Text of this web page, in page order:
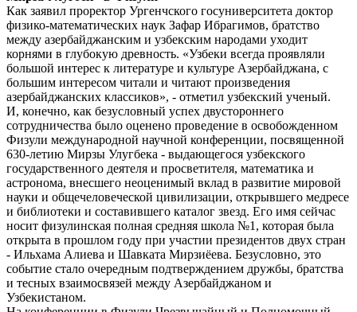
Как заявил проректор Ургенчского госуниверситета доктор
физико-математических наук Зафар Ибрагимов, братство
между азербайджанским и узбекским народами уходит
корнями в глубокую древность. «Узбеки всегда проявляли
большой интерес к литературе и культуре Азербайджана, с
большим интересом читали и читают произведения
азербайджанских классиков», - отметил узбекский ученый.
И, конечно, как безусловный успех двустороннего
сотрудничества было оценено проведение в освобожденном
Физули международной научной конференции, посвященной
630-летию Мирзы Улугбека - выдающегося узбекского
государственного деятеля и просветителя, математика и
астронома, внесшего неоценимый вклад в развитие мировой
науки и общечеловеческой цивилизации, открывшего медресе
и библиотеки и составившего каталог звезд. Его имя сейчас
носит физулинская полная средняя школа №1, которая была
открыта в прошлом году при участии президентов двух стран
- Ильхама Алиева и Шавката Мирзиёева. Безусловно, это
событие стало очередным подтверждением дружбы, братства
и тесных взаимосвязей между Азербайджаном и
Узбекистаном.